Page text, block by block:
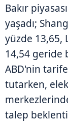
Bakır
yaşadı;
yüzde 13,65,
14,54 geride
ABD'nin
tutarken,
talep